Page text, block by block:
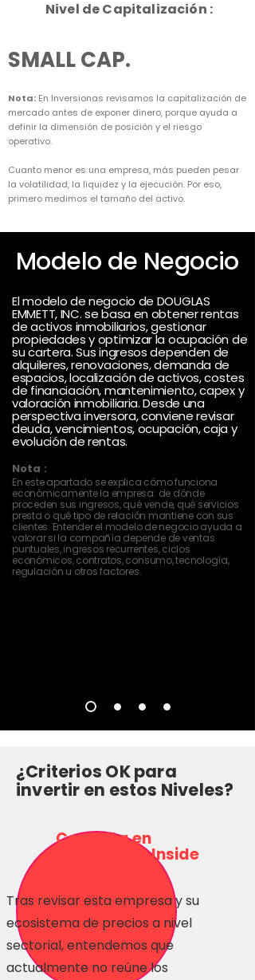
Nivel de Capitalización :
SMALL CAP.
Nota: En Inversionas revisamos la capitalización de
mercado antes de exponer dinero, porque ayuda a
definir la dimensión de posición y el riesgo
operativo.
Cuanto menor es una empresa, más pueden pesar
la volatilidad, la liquidez y la ejecución. Por eso,
primero medimos el tamaño del activo.
Modelo de Negocio
El modelo de negocio de DOUGLAS
EMMETT, INC. se basa en obtener rentas
de activos inmobiliarios, gestionar
propiedades y optimizar la ocupación de
su cartera. Sus ingresos dependen de
alquileres, renovaciones, demanda de
espacios, localización de activos, costes
de financiación, mantenimiento, capex y
valoración inmobiliaria. Desde una
perspectiva inversora, conviene revisar
deuda, vencimientos, ocupación, caja y
evolución de rentas.
Nota :
En este apartado se explica cómo funciona
económicamente la empresa: de dónde
proceden sus ingresos, qué vende, qué servicios
presta o qué tipo de relación mantiene con sus
clientes. Entender el modelo de negocio ayuda a
valorar si la compañía depende de ventas
puntuales, ingresos recurrentes, ciclos
económicos, contratos, consumo, tecnología,
regulación u otros factores.
¿Criterios OK para
invertir en estos Niveles?
Consulta en
Inversionas Inside
Tras revisar esta empresa y su
ecosistema de precios a nivel
sectorial, entendemos que
actualmente no reúne los